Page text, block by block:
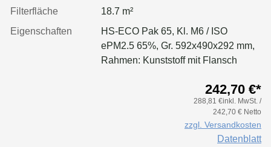
Filterfläche
18.7 m²
Eigenschaften
HS-ECO Pak 65, Kl. M6 / ISO
ePM2.5 65%, Gr. 592x490x292 mm,
Rahmen: Kunststoff mit Flansch
242,70 €*
288,81 €inkl. MwSt. /
242,70 € Netto
zzgl. Versandkosten
Datenblatt